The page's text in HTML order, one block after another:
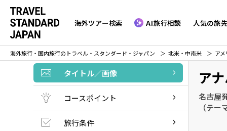
海外ツアー検索 AI旅行相談 人気の旅
海外旅行・国内旅行のトラベル・スタンダード・ジャパン 北米・中南米 ア
タイトル／画像
コースポイント
旅行条件
ア
名古屋
（テ